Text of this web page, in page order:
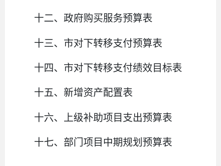
十二、政府购买服务预算表
十三、 市对下转移支付预算表
十四、 市对下转移支付绩效目标表
十五、新增资产配置表
十六、上级补助项目支出预算表
十七、部门项目中期规划预算表